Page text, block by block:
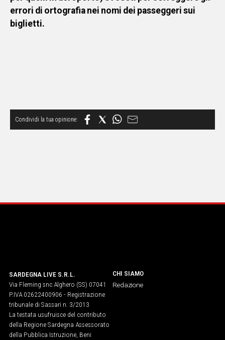
errori di ortografia nei nomi dei passeggeri sui
biglietti.
SARDEGNA LIVE S.R.L.
Via Fleming snc Alghero (SS) 07041
P.IVA 02622400906 - Registrazione
tribunale di Sassari n. 3/2013
La testata usufruisce del contributo
della Regione Sardegna Assessorato
della Pubblica Istruzione, Beni
CHI SIAMO
Redazione